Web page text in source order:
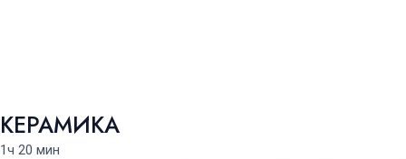
КЕРАМИКА
1ч 20 мин